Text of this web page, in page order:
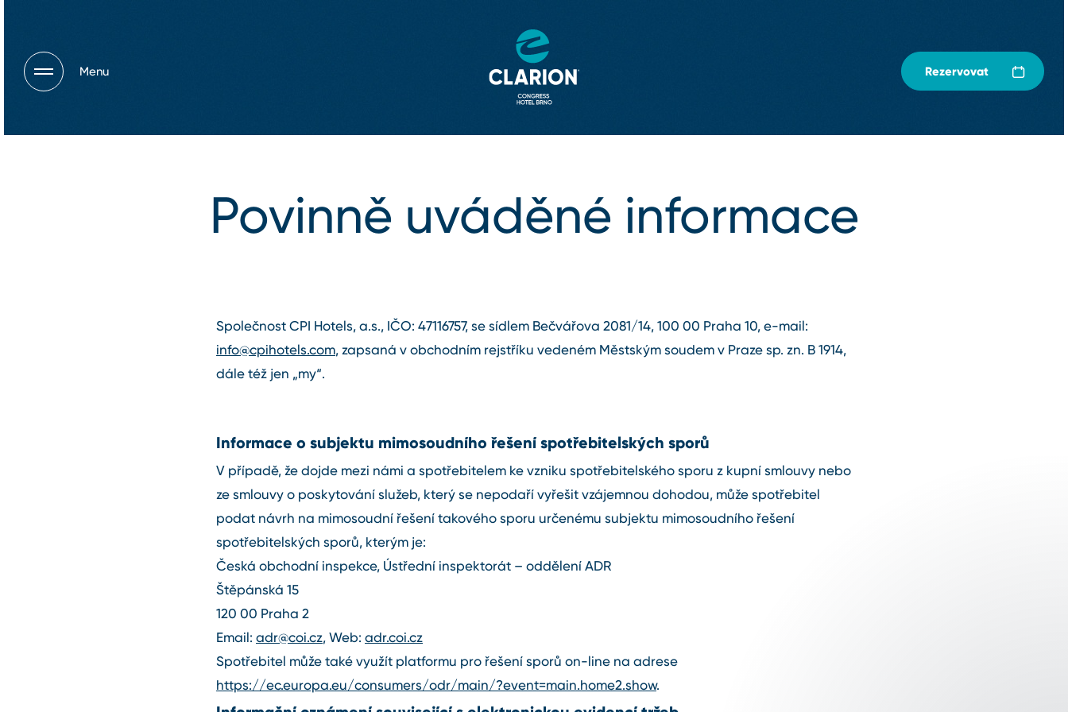
Menu Rezervovat
Povinně uváděné informace
Společnost CPI Hotels, a.s., IČO: 47116757, se sídlem Bečvářova 2081/14, 100 00 Praha 10, e⁠-⁠mail:
info@cpihotels.com, zapsaná v obchodním rejstříku vedeném Městským soudem v Praze sp. zn. B 1914,
dále též jen „my“.
Informace o subjektu mimosoudního řešení spotřebitelských sporů
V případě, že dojde mezi námi a spotřebitelem ke vzniku spotřebitelského sporu z kupní smlouvy nebo
ze smlouvy o poskytování služeb, který se nepodaří vyřešit vzájemnou dohodou, může spotřebitel
podat návrh na mimosoudní řešení takového sporu určenému subjektu mimosoudního řešení
spotřebitelských sporů, kterým je:
Česká obchodní inspekce, Ústřední inspektorát – oddělení ADR
Štěpánská 15
120 00 Praha 2
Email: adr@coi.cz, Web: adr.coi.cz
Spotřebitel může také využít platformu pro řešení sporů on⁠-⁠line na adrese
https://ec.europa.eu/consumers/odr/main/?event=main.home2.show.